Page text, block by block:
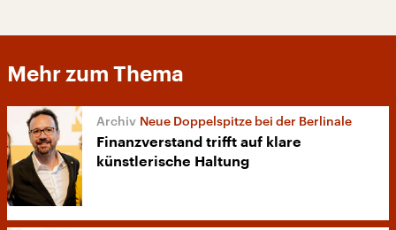
Mehr zum Thema
Neue Doppelspitze bei der Berlinale
Finanzverstand trifft auf klare
künstlerische Haltung